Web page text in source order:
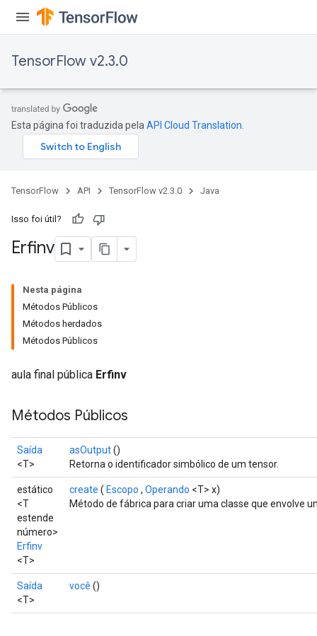
TensorFlow v2.3.0
Esta página foi traduzida pela API Cloud Translation
TensorFlow API TensorFlow v2.3.0 Java
Isso foi útil?
Erfinv
Nesta página
Métodos Públicos
Métodos herdados
Métodos Públicos
aula final pública Erfinv
Métodos Públicos
Saída
<T>
asOutput()
Retorna o identificador simbólico de um tensor.
estático
<T
estende
número>
Erfinv
<T>
create ( Escopo , Operando <T> x)
Método de fábrica para criar uma classe que envolve
Saída
<T>
você ()